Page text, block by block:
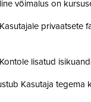
võimalus on
privaatsete
lisatud
Kasutaja